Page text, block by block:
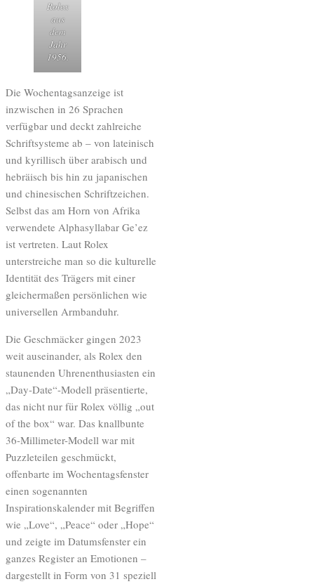
Rolex
aus
dem
Jahr
1956.
Die Wochentagsanzeige ist
inzwischen in 26 Sprachen
verfügbar und deckt zahlreiche
Schriftsysteme ab – von lateinisch
und kyrillisch über arabisch und
hebräisch bis hin zu japanischen
und chinesischen Schriftzeichen.
Selbst das am Horn von Afrika
verwendete Alphasyllabar Ge’ez
ist vertreten. Laut Rolex
unterstreiche man so die kulturelle
Identität des Trägers mit einer
gleichermaßen persönlichen wie
universellen Armbanduhr.
Die Geschmäcker gingen 2023
weit auseinander, als Rolex den
staunenden Uhrenenthusiasten ein
„Day-Date“-Modell präsentierte,
das nicht nur für Rolex völlig „out
of the box“ war. Das knallbunte
36-Millimeter-Modell war mit
Puzzleteilen geschmückt,
offenbarte im Wochentagsfenster
einen sogenannten
Inspirationskalender mit Begriffen
wie „Love“, „Peace“ oder „Hope“
und zeigte im Datumsfenster ein
ganzes Register an Emotionen –
dargestellt in Form von 31 speziell